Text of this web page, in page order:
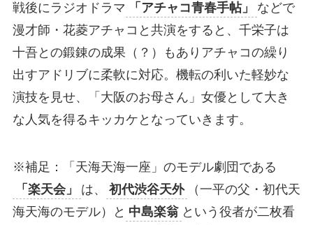
戦後にラジオドラマ 「アチャコ青春手帖」
などで
漫才師・花菱アチャコと共演をすると、千栄子は
十吾との鍛錬の成果（？）もありアチャコの繰り
出すアドリブに柔軟に対応。機転の利いた軽妙な
演技を見せ、「大阪のお母さん」女優として大き
な人気を得るキッカケとなっていきます。
※補足：「天海天海一座」のモデル劇団である
「楽天会」
は、 初代渋谷天外
（一平の父・初代天
海天海のモデル）と 中島楽翁 という役者が二枚看